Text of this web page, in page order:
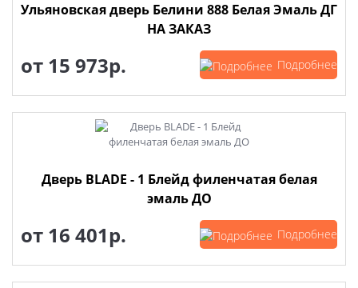
Ульяновская дверь Белини 888 Белая Эмаль ДГ
НА ЗАКАЗ
от 15 973р. Подробнее
Дверь BLADE - 1 Блейд филенчатая белая
эмаль ДО
от 16 401р. Подробнее